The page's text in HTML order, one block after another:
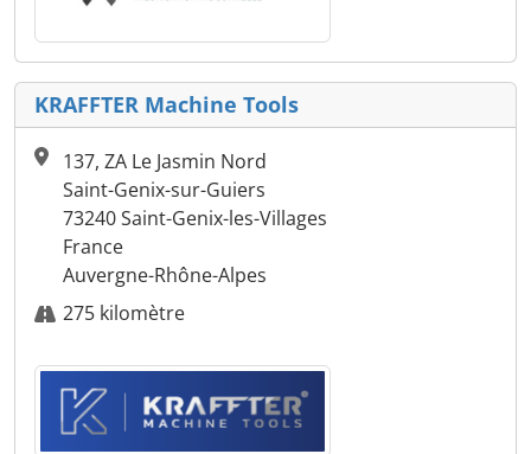
KRAFFTER Machine Tools
137, ZA Le Jasmin Nord
Saint-Genix-sur-Guiers
73240 Saint-Genix-les-Villages
France
Auvergne-Rhône-Alpes
275 kilomètre